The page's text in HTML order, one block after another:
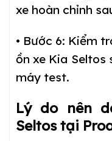
xe hoàn chỉnh
• Bước 6: Kiểm
ồn xe Kia Seltos
máy test.
Lý do nên
Seltos tại